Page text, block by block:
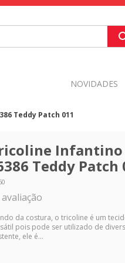
NOVIDADES
Teddy Patch 011
Infantino
Teddy Patch
avaliação
da costura, o tricoline é um
pois pode ser utilizado de
ele é...